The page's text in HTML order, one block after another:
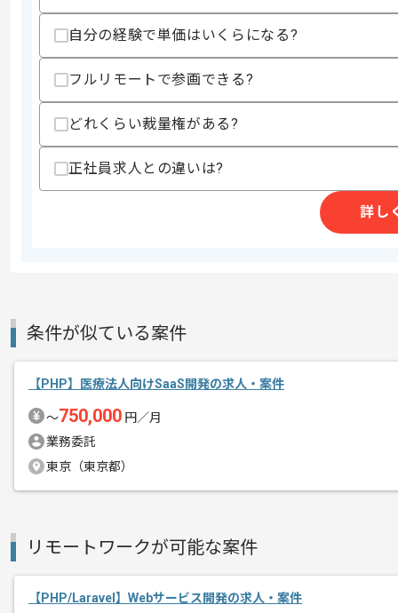
スキルに不安がある方へ
上記に似た経験やスキルをお持ちであれば申
精算・お支払い
精算基準時間
支払いサイト
15日
エージェントからのコ
メント
WEBメディア運営やシステム開発を行
プロダクトを自身の手で成長させる実
自分の経験で単価はいくらになる?
フルリモートで参画できる?
どれくらい裁量権がある?
正社員求人との違いは?
詳し
条件が似ている案件
【PHP】医療法人向けSaaS開発の求人・案件
〜750,000 円／月
業務委託
東京（東京都）
リモートワークが可能な案件
【PHP/Laravel】Webサービス開発の求人・案件